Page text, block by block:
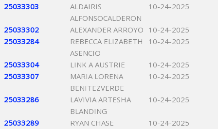
25033303
ALDAIRIS
ALFONSOCALDERON
10-24-2025
25033302 ALEXANDER ARROYO 10-24-2025
25033284
REBECCA ELIZABETH
ASENCIO
10-24-2025
25033304 LINK A AUSTRIE
10-24-2025
25033307
MARIA LORENA
BENITEZVERDE
10-24-2025
25033286
LAVIVIA ARTESHA
BLANDING
10-24-2025
25033289
RYAN CHASE
10-24-2025